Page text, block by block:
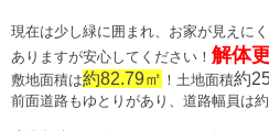
現在は少し緑に囲まれ、お家が見えに
ありますが安心してください！ 解体
敷地面積は約82.79㎡ ！土地面積約
前面道路もゆとりがあり、道路幅員は